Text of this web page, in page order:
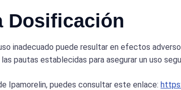
Dosificación
inadecuado puede resultar en efectos
pautas establecidas para asegurar un uso
Ipamorelin, puedes consultar este enlace: